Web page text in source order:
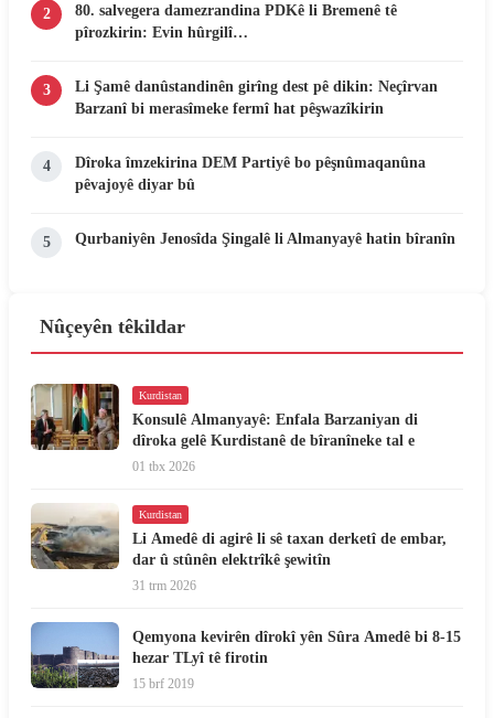
2
80. salvegera damezrandina PDKê li Bremenê tê
pîrozkirin: Evin hûrgilî…
3
Li Şamê danûstandinên girîng dest pê dikin: Neçîrvan
Barzanî bi merasîmeke fermî hat pêşwazîkirin
4
Dîroka îmzekirina DEM Partiyê bo pêşnûmaqanûna
pêvajoyê diyar bû
5 Qurbaniyên Jenosîda Şingalê li Almanyayê hatin bîranîn
Nûçeyên têkildar
Kurdistan
Konsulê Almanyayê: Enfala Barzaniyan di
dîroka gelê Kurdistanê de bîranîneke tal e
01 tbx 2026
Kurdistan
Li Amedê di agirê li sê taxan derketî de embar,
dar û stûnên elektrîkê şewitîn
31 trm 2026
Qemyona kevirên dîrokî yên Sûra Amedê bi 8-15
hezar TLyî tê firotin
15 brf 2019